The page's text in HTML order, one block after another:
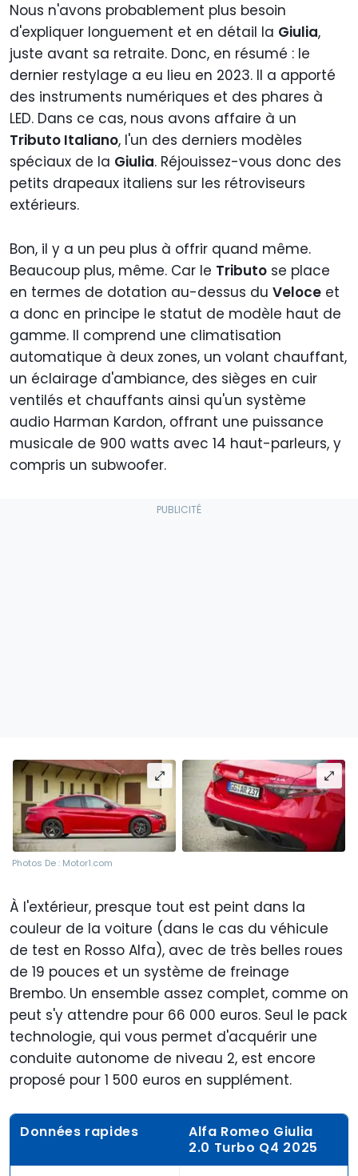
Nous n'avons probablement plus besoin
d'expliquer longuement et en détail la Giulia,
juste avant sa retraite. Donc, en résumé : le
dernier restylage a eu lieu en 2023. Il a apporté
des instruments numériques et des phares à
LED. Dans ce cas, nous avons affaire à un
Tributo Italiano, l'un des derniers modèles
spéciaux de la Giulia. Réjouissez-vous donc des
petits drapeaux italiens sur les rétroviseurs
extérieurs.
Bon, il y a un peu plus à offrir quand même.
Beaucoup plus, même. Car le Tributo se place
en termes de dotation au-dessus du Veloce et
a donc en principe le statut de modèle haut de
gamme. Il comprend une climatisation
automatique à deux zones, un volant chauffant,
un éclairage d'ambiance, des sièges en cuir
ventilés et chauffants ainsi qu'un système
audio Harman Kardon, offrant une puissance
musicale de 900 watts avec 14 haut-parleurs, y
compris un subwoofer.
Photos De : Motor1.com
À l'extérieur, presque tout est peint dans la
couleur de la voiture (dans le cas du véhicule
de test en Rosso Alfa), avec de très belles roues
de 19 pouces et un système de freinage
Brembo. Un ensemble assez complet, comme on
peut s'y attendre pour 66 000 euros. Seul le pack
technologie, qui vous permet d'acquérir une
conduite autonome de niveau 2, est encore
proposé pour 1 500 euros en supplément.
Données rapides
Alfa Romeo Giulia
2.0 Turbo Q4 2025